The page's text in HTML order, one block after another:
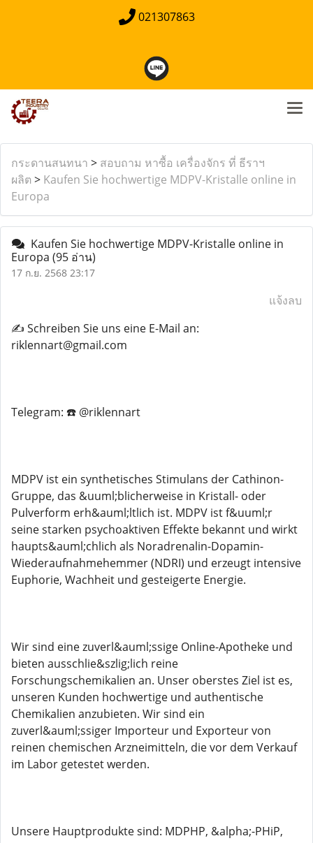
021307863
กระดานสนทนา > สอบถาม หาซื้อ เครื่องจักร ที่ ธีราฯ
ผลิต > Kaufen Sie hochwertige MDPV-Kristalle online in
Europa
Kaufen Sie hochwertige MDPV-Kristalle online in
Europa (95 อ่าน)
17 ก.ย. 2568 23:17
แจ้งลบ
✍️ Schreiben Sie uns eine E-Mail an:
riklennart@gmail.com
Telegram: ☎️ @riklennart
MDPV ist ein synthetisches Stimulans der Cathinon-
Gruppe, das &uuml;blicherweise in Kristall- oder
Pulverform erh&auml;ltlich ist. MDPV ist f&uuml;r
seine starken psychoaktiven Effekte bekannt und wirkt
haupts&auml;chlich als Noradrenalin-Dopamin-
Wiederaufnahmehemmer (NDRI) und erzeugt intensive
Euphorie, Wachheit und gesteigerte Energie.
Wir sind eine zuverl&auml;ssige Online-Apotheke und
bieten ausschlie&szlig;lich reine
Forschungschemikalien an. Unser oberstes Ziel ist es,
unseren Kunden hochwertige und authentische
Chemikalien anzubieten. Wir sind ein
zuverl&auml;ssiger Importeur und Exporteur von
reinen chemischen Arzneimitteln, die vor dem Verkauf
im Labor getestet werden.
Unsere Hauptprodukte sind: MDPHP, &alpha;-PHiP,